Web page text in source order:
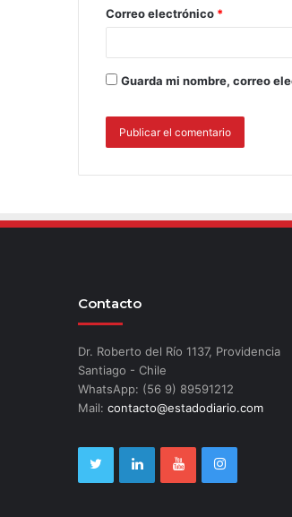
Correo electrónico *
Guarda mi nombre, correo
Contacto
Dr. Roberto del Río 1137, Providencia
Santiago - Chile
WhatsApp: (56 9) 89591212
Mail: contacto@estadodiario.com